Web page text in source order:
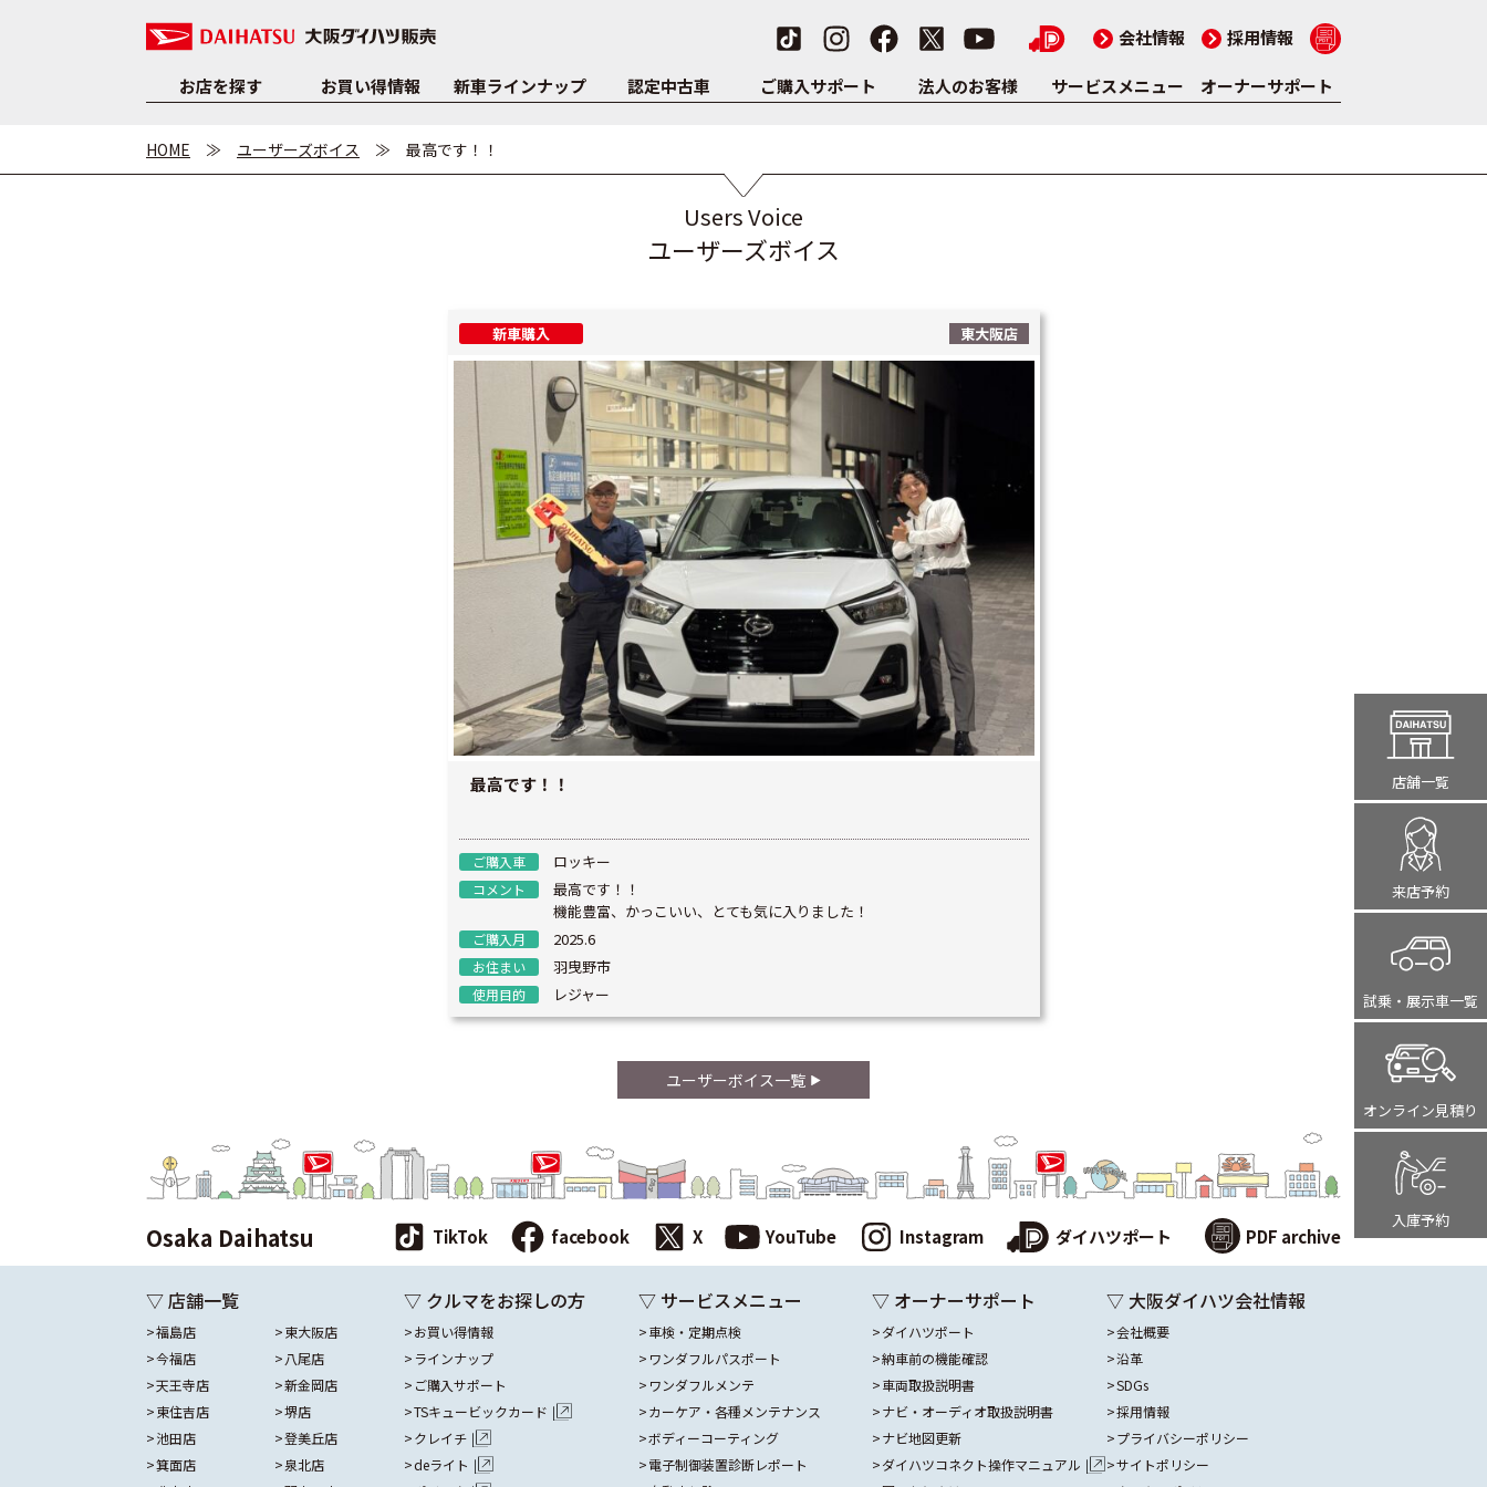
会社情報 採用情報
お店を探す お買い得情報 新車ラインナップ 認定中古車 ご購入サポート 法人のお客様 サービスメニュー オーナーサポート
店舗一覧
来店予約
試乗・展示車一覧
オンライン見積り
入庫予約
HOME ユーザーズボイス 最高です！！
Users Voice
ユーザーズボイス
新車購入 東大阪店
最高です！！
ご購入車 ロッキー
コメント
最高です！！
機能豊富、かっこいい、とても気に入りました！
ご購入月 2025.6
お住まい 羽曳野市
使用目的 レジャー
ユーザーボイス一覧
Osaka Daihatsu TikTok facebook X YouTube Instagram ダイハツポート PDF archive
▽ 店舗一覧
福島店
今福店
天王寺店
東住吉店
池田店
箕面店
東大阪店
八尾店
新金岡店
堺店
登美丘店
泉北店
▽ クルマをお探しの方
お買い得情報
ラインナップ
ご購入サポート
TSキュービックカード
クレイチ
deライト
▽ サービスメニュー
車検・定期点検
ワンダフルパスポート
ワンダフルメンテ
カーケア・各種メンテナンス
ボディーコーティング
電子制御装置診断レポート
▽ オーナーサポート
ダイハツポート
納車前の機能確認
車両取扱説明書
ナビ・オーディオ取扱説明書
ナビ地図更新
ダイハツコネクト操作マニュアル
▽ 大阪ダイハツ会社情報
会社概要
沿革
SDGs
採用情報
プライバシーポリシー
サイトポリシー